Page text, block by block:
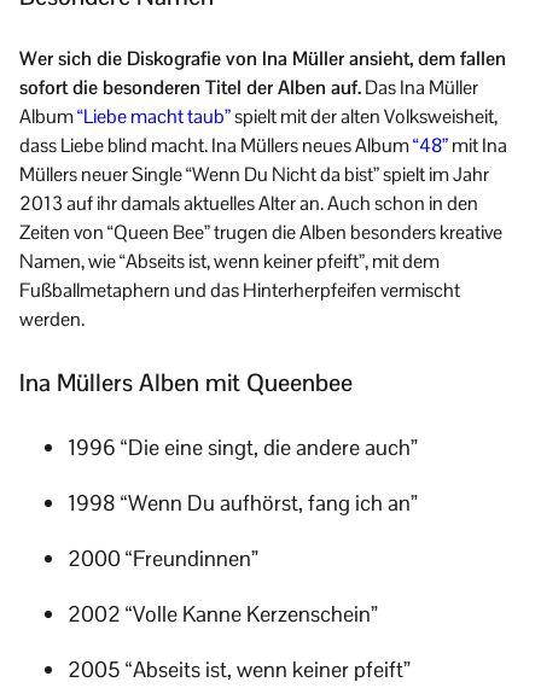
Wer sich die Diskografie von Ina Müller ansieht, dem fallen
sofort die besonderen Titel der Alben auf.Das Ina Müller
Album“Liebe macht taub”spielt mit der alten Volksweisheit,
dass Liebe blind macht. Ina Müllers neues Album“48”mit Ina
Müllers neuer Single “Wenn Du Nicht da bist” spielt im Jahr
2013 auf ihr damals aktuelles Alter an. Auch schon in den
Zeiten von “Queen Bee” trugen die Alben besonders kreative
Namen, wie “Abseits ist, wenn keiner pfeift”, mit dem
Fußballmetaphern und das Hinterherpfeifen vermischt
werden.
Ina Müllers Alben mit Queenbee
1996 “Die eine singt, die andere auch”
1998 “Wenn Du aufhörst, fang ich an”
2000 “Freundinnen”
2002 “Volle Kanne Kerzenschein”
2005 “Abseits ist, wenn keiner pfeift”